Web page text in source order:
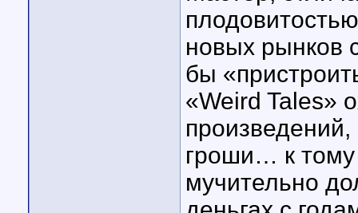
новых рынков
бы
«Weird Tales»
гроши… к тому
мучительно